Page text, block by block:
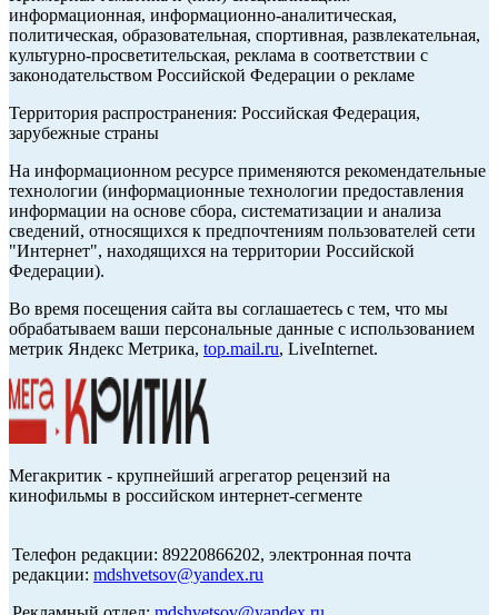
информационная, информационно-аналитическая,
политическая, образовательная, спортивная, развлекательная,
культурно-просветительская, реклама в соответствии с
законодательством Российской Федерации о рекламе
Территория распространения: Российская Федерация,
зарубежные страны
На информационном ресурсе применяются рекомендательные
технологии (информационные технологии предоставления
информации на основе сбора, систематизации и анализа
сведений, относящихся к предпочтениям пользователей сети
"Интернет", находящихся на территории Российской
Федерации).
Во время посещения сайта вы соглашаетесь с тем, что мы
обрабатываем ваши персональные данные с использованием
метрик Яндекс Метрика, top.mail.ru, LiveInternet.
Мегакритик - крупнейший агрегатор рецензий на
кинофильмы в российском интернет-сегменте
Телефон редакции: 89220866202, электронная почта
редакции: mdshvetsov@yandex.ru